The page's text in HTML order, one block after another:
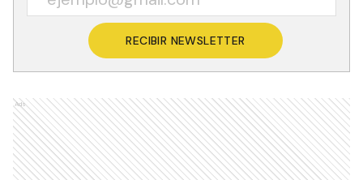
RECIBIR NEWSLETTER
Ads